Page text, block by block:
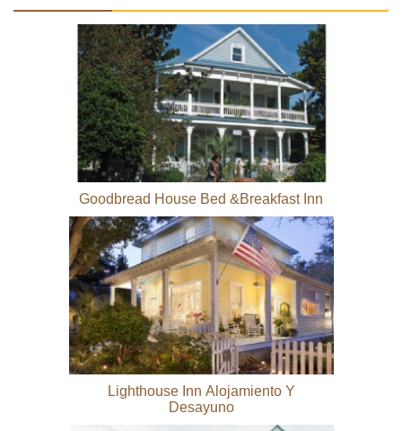
Goodbread House Bed &Breakfast Inn
Lighthouse Inn Alojamiento Y
Desayuno